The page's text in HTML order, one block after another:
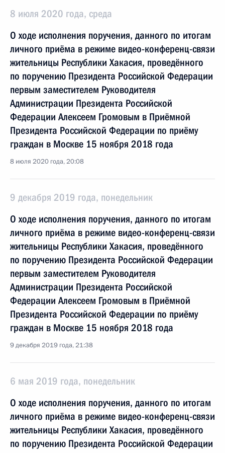
8 июля 2020 года, среда
О ходе исполнения поручения, данного по итогам
личного приёма в режиме видео-конференц-связи
жительницы Республики Хакасия, проведённого
по поручению Президента Российской Федерации
первым заместителем Руководителя
Администрации Президента Российской
Федерации Алексеем Громовым в Приёмной
Президента Российской Федерации по приёму
граждан в Москве 15 ноября 2018 года
8 июля 2020 года, 20:08
9 декабря 2019 года, понедельник
О ходе исполнения поручения, данного по итогам
личного приёма в режиме видео-конференц-связи
жительницы Республики Хакасия, проведённого
по поручению Президента Российской Федерации
первым заместителем Руководителя
Администрации Президента Российской
Федерации Алексеем Громовым в Приёмной
Президента Российской Федерации по приёму
граждан в Москве 15 ноября 2018 года
9 декабря 2019 года, 21:38
6 мая 2019 года, понедельник
О ходе исполнения поручения, данного по итогам
личного приёма в режиме видео-конференц-связи
жительницы Республики Хакасия, проведённого
по поручению Президента Российской Федерации